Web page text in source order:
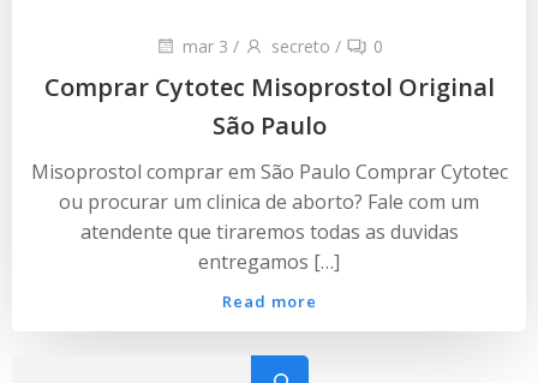
mar 3 / secreto / 0
Comprar Cytotec Misoprostol Original
São Paulo
Misoprostol comprar em São Paulo Comprar Cytotec
ou procurar um clinica de aborto? Fale com um
atendente que tiraremos todas as duvidas
entregamos […]
Read more
Pesquisar